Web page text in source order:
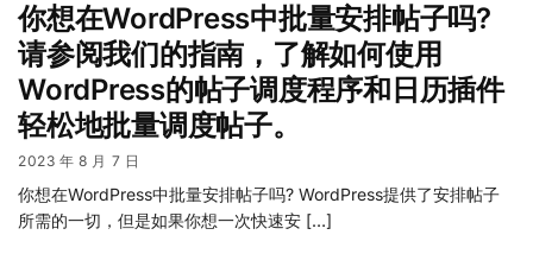
你想在WordPress中批量安排帖子吗?
请参阅我们的指南，了解如何使用
WordPress的帖子调度程序和日历插件
轻松地批量调度帖子。
2023 年 8 月 7 日
你想在WordPress中批量安排帖子吗? WordPress提供了安排帖子
所需的一切，但是如果你想一次快速安 […]